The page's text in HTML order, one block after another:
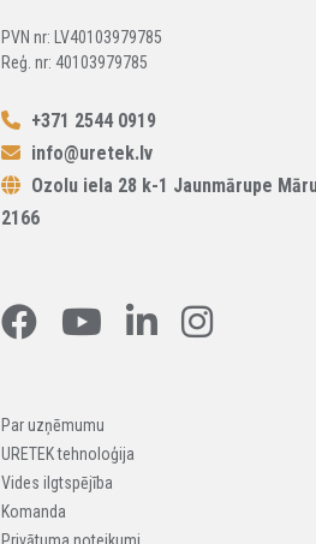
PVN nr: LV40103979785
Reģ. nr: 40103979785
+371 2544 0919
info@uretek.lv
Ozolu iela 28 k-1 Jaunmārupe
2166
Par uzņēmumu
URETEK tehnoloģija
Vides ilgtspējība
Komanda